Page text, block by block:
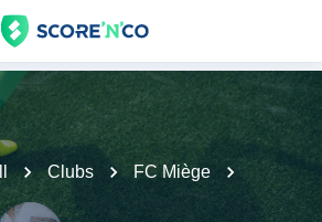
Clubs
FC Miège